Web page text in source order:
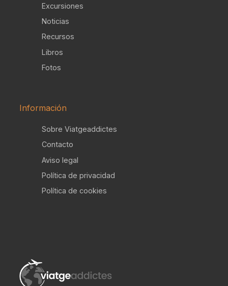
Excursiones
Noticias
Recursos
Libros
Fotos
Información
Sobre Viatgeaddictes
Contacto
Aviso legal
Política de privacidad
Política de cookies